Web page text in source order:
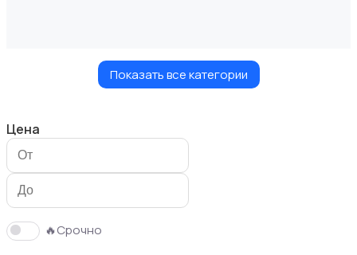
Будущим мамам
Показать все категории
Цена
🔥Срочно